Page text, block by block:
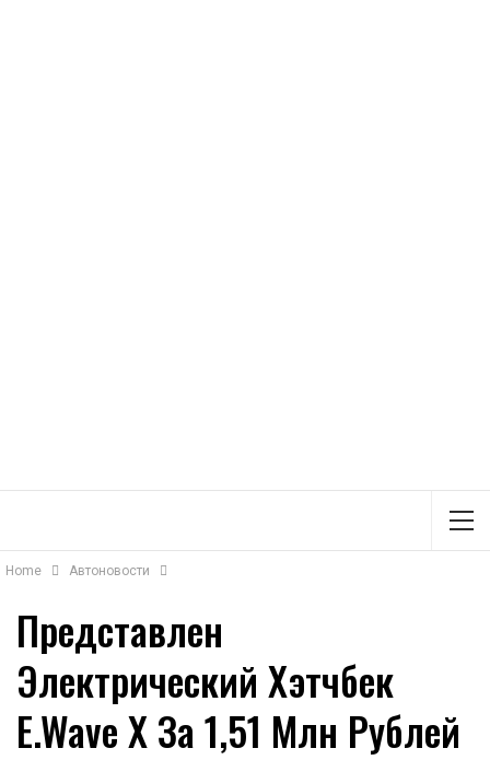
Home Автоновости
Представлен
Электрический Хэтчбек
E.wave X За 1,51 Млн Рублей